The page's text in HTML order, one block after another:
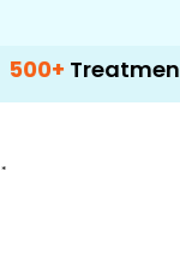
Treatment
*